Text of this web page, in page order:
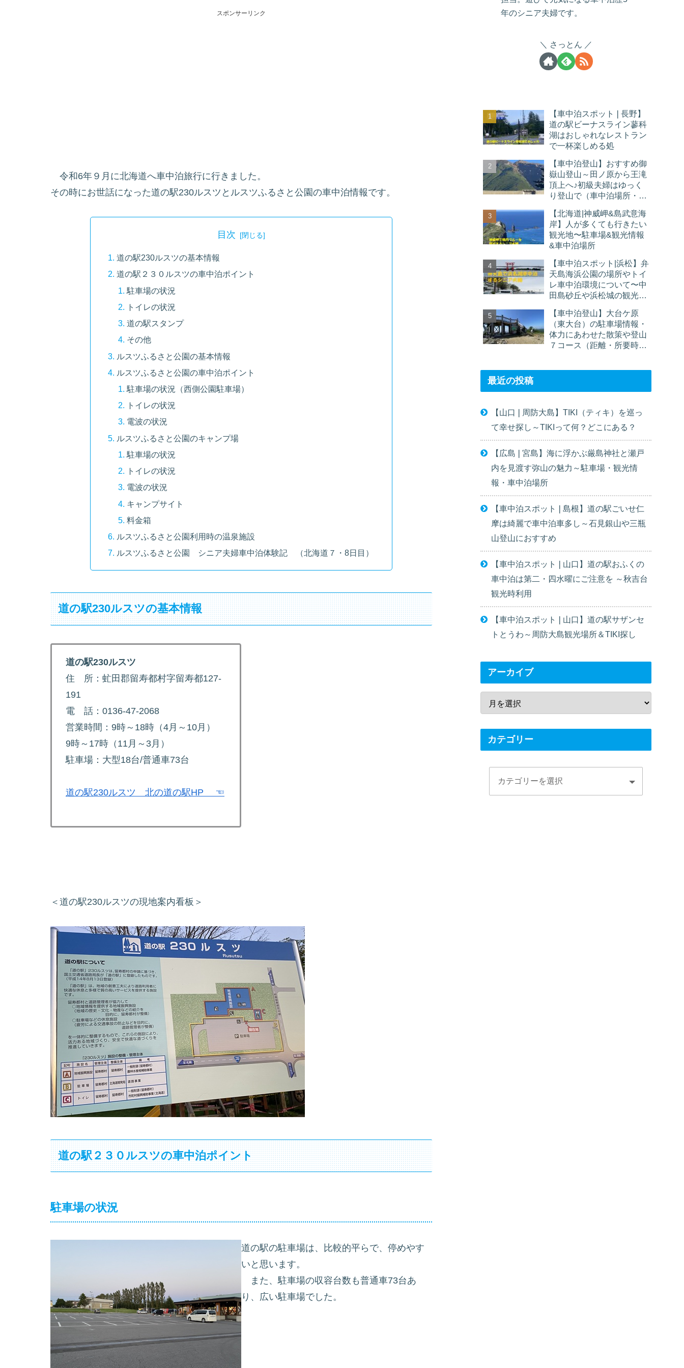
スポンサーリンク
令和6年９月に北海道へ車中泊旅行に行きました。
その時にお世話になった道の駅230ルスツとルスツふるさと公園の車中泊情報です。
目次
道の駅230ルスツの基本情報
道の駅２３０ルスツの車中泊ポイント
駐車場の状況
トイレの状況
道の駅スタンプ
その他
ルスツふるさと公園の基本情報
ルスツふるさと公園の車中泊ポイント
駐車場の状況（西側公園駐車場）
トイレの状況
電波の状況
ルスツふるさと公園のキャンプ場
駐車場の状況
トイレの状況
電波の状況
キャンプサイト
料金箱
ルスツふるさと公園利用時の温泉施設
ルスツふるさと公園 シニア夫婦車中泊体験記 （北海道７・8日目）
道の駅230ルスツの基本情報
道の駅230ルスツ
住 所：虻田郡留寿都村字留寿都127-
191
電 話：0136-47-2068
営業時間：9時～18時（4月～10月）
9時～17時（11月～3月）
駐車場：大型18台/普通車73台
道の駅230ルスツ 北の道の駅HP ☜
＜道の駅230ルスツの現地案内看板＞
道の駅２３０ルスツの車中泊ポイント
駐車場の状況
道の駅の駐車場は、比較的平らで、停めやす
いと思います。
また、駐車場の収容台数も普通車73台あ
り、広い駐車場でした。
年のシニア夫婦です。
さっとん
【車中泊スポット❘長野】
道の駅ビーナスライン蓼科
湖はおしゃれなレストラン
で一杯楽しめる処
【車中泊登山】おすすめ御
嶽山登山～田ノ原から王滝
頂上へ♪初級夫婦はゆっく
り登山で（車中泊場所・温
【北海道|神威岬&島武意海
岸】人が多くても行きたい
観光地〜駐車場&観光情報
&車中泊場所
【車中泊スポット|浜松】弁
天島海浜公園の場所やトイ
レ車中泊環境について〜中
田島砂丘や浜松城の観光に
【車中泊登山】大台ケ原
（東大台）の駐車場情報・
体力にあわせた散策や登山
７コース（距離・所要時
最近の投稿
【山口❘周防大島】TIKI（ティキ）を巡っ
て幸せ探し～TIKIって何？どこにある？
【広島❘宮島】海に浮かぶ厳島神社と瀬戸
内を見渡す弥山の魅力～駐車場・観光情
報・車中泊場所
【車中泊スポット❘島根】道の駅ごいせ仁
摩は綺麗で車中泊車多し～石見銀山や三瓶
山登山におすすめ
【車中泊スポット❘山口】道の駅おふくの
車中泊は第二・四水曜にご注意を ～秋吉台
観光時利用
【車中泊スポット❘山口】道の駅サザンセ
トとうわ～周防大島観光場所＆TIKI探し
アーカイブ
カテゴリー